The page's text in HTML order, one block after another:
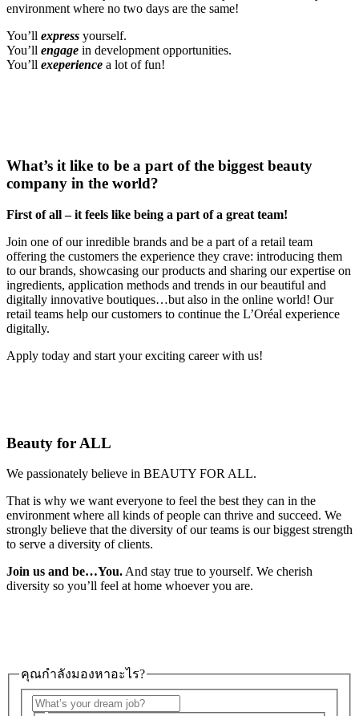
environment where no two days are the same!
You’ll express yourself.
You’ll engage in development opportunities.
You’ll exeperience a lot of fun!
What’s it like to be a part of the biggest beauty
company in the world?
First of all – it feels like being a part of a great team!
Join one of our inredible brands and be a part of a retail team
offering the customers the experience they crave: introducing them
to our brands, showcasing our products and sharing our expertise on
ingredients, application methods and trends in our beautiful and
digitally innovative boutiques…but also in the online world! Our
retail teams help our customers to continue the L’Oréal experience
digitally.
Apply today and start your exciting career with us!
Beauty for ALL
We passionately believe in BEAUTY FOR ALL.
That is why we want everyone to feel the best they can in the
environment where all kinds of people can thrive and succeed. We
strongly believe that the diversity of our teams is our biggest strength
to serve a diversity of clients.
Join us and be…You.And stay true to yourself. We cherish
diversity so you’ll feel at home whoever you are.
คุณกำลังมองหาอะไร?